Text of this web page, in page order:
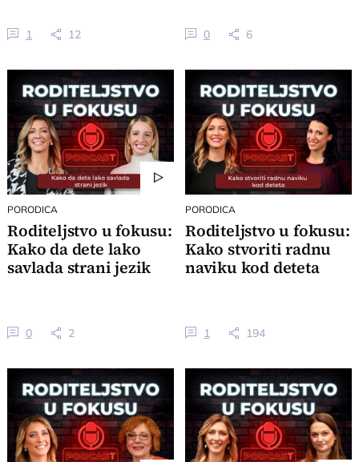
1 12 0 6
PORODICA
Roditeljstvo u fokusu:
Kako da dete lako
savlada strani jezik
0 2
PORODICA
Roditeljstvo u fokusu:
Kako stvoriti radnu
naviku kod deteta
1 194